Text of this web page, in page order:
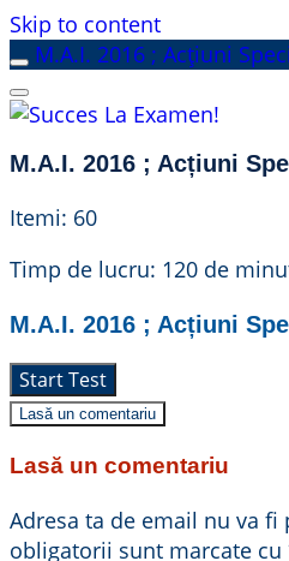
Skip to content
M.A.I. 2016 ; Acțiuni
M.A.I. 2016 ; Acțiuni
Itemi: 60
Timp de lucru: 120 de
M.A.I. 2016 ; Acțiuni
Lasă un comentariu
Lasă un comentariu
Adresa ta de email nu va fi
obligatorii sunt marcate cu